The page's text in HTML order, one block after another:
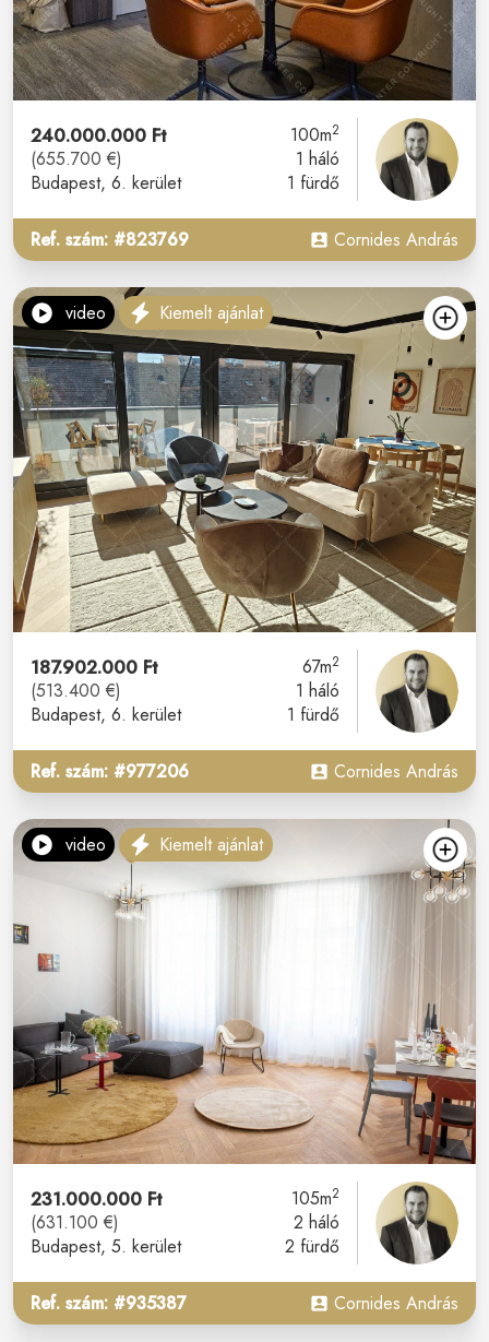
240.000.000 Ft
(655.700 €)
Budapest, 6. kerület
100m2
1 háló
1 fürdő
Ref. szám: #823769 Cornides András
video Kiemelt ajánlat
187.902.000 Ft
(513.400 €)
Budapest, 6. kerület
67m2
1 háló
1 fürdő
Ref. szám: #977206 Cornides András
video Kiemelt ajánlat
231.000.000 Ft
(631.100 €)
Budapest, 5. kerület
105m2
2 háló
2 fürdő
Ref. szám: #935387 Cornides András